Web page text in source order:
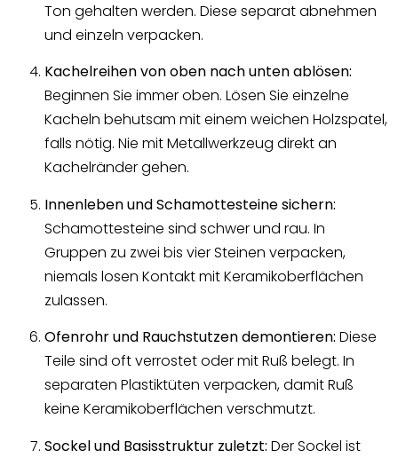
Ton gehalten werden. Diese separat abnehmen
und einzeln verpacken.
Kachelreihen von oben nach unten ablösen:
Beginnen Sie immer oben. Lösen Sie einzelne
Kacheln behutsam mit einem weichen Holzspatel,
falls nötig. Nie mit Metallwerkzeug direkt an
Kachelränder gehen.
Innenleben und Schamottesteine sichern:
Schamottesteine sind schwer und rau. In
Gruppen zu zwei bis vier Steinen verpacken,
niemals losen Kontakt mit Keramikoberflächen
zulassen.
Ofenrohr und Rauchstutzen demontieren: Diese
Teile sind oft verrostet oder mit Ruß belegt. In
separaten Plastiktüten verpacken, damit Ruß
keine Keramikoberflächen verschmutzt.
Sockel und Basisstruktur zuletzt: Der Sockel ist